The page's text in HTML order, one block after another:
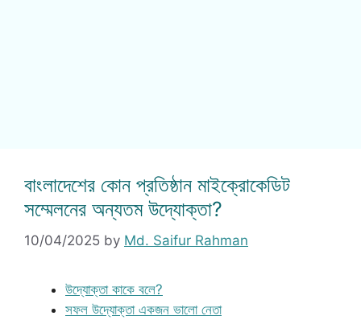
বাংলাদেশের কোন প্রতিষ্ঠান মাইক্রোকেডিট
সম্মেলনের অন্যতম উদ্যোক্তা?
10/04/2025 by Md. Saifur Rahman
উদ্যোক্তা কাকে বলে?
সফল উদ্যোক্তা একজন ভালো নেতা